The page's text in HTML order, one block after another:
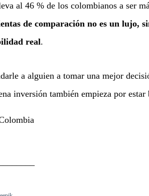
al 46 % de los colombianos a ser
de comparación no es un lujo,
real.
a alguien a tomar una mejor
inversión también empieza por